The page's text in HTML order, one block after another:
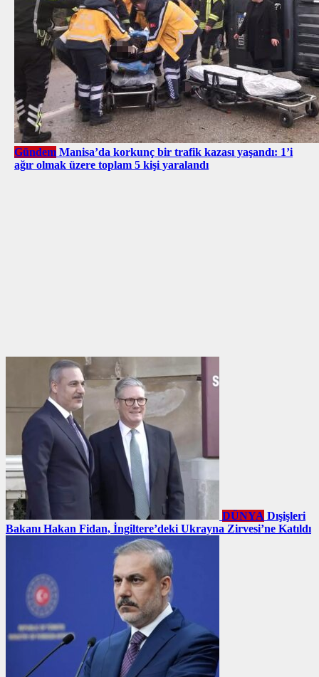
Gündem Manisa’da korkunç bir trafik kazası yaşandı: 1’i
ağır olmak üzere toplam 5 kişi yaralandı
DÜNYA Dışişleri
Bakanı Hakan Fidan, İngiltere’deki Ukrayna Zirvesi’ne Katıldı